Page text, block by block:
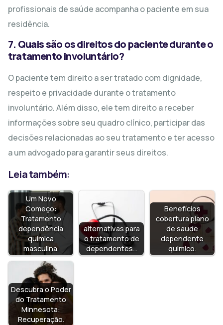
profissionais de saúde acompanha o paciente em sua
residência.
7. Quais são os direitos do paciente durante o
tratamento involuntário?
O paciente tem direito a ser tratado com dignidade,
respeito e privacidade durante o tratamento
involuntário. Além disso, ele tem direito a receber
informações sobre seu quadro clínico, participar das
decisões relacionadas ao seu tratamento e ter acesso
a um advogado para garantir seus direitos.
Leia também:
Um Novo
Começo:
Tratamento
dependência
química
masculina.
alternativas para
o tratamento de
dependentes…
Benefícios
cobertura plano
de saude
dependente
quimico.
Descubra o Poder
do Tratamento
Minnesota:
Recuperação.